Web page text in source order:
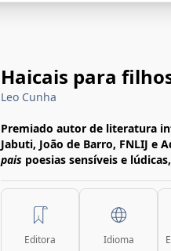
Haicais para
Leo Cunha
Premiado autor de literatura
Jabuti, João de Barro, FNLIJ e
pais poesias sensíveis e
Editora Idioma